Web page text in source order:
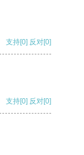
支持[0] 反对[0]
支持[0] 反对[0]